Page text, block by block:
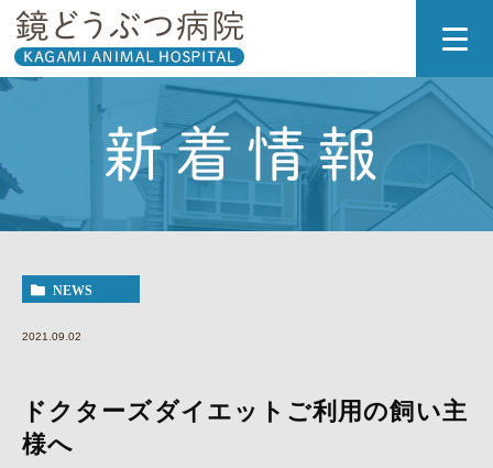
新着情報
NEWS
2021.09.02
ドクターズダイエットご利用の飼い主
様へ